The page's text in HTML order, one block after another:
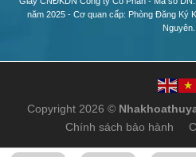
năm 2025 - Cơ quan cấp: Phòng Đăng Ký
Nguyên.
Copyright 2026 ©
Chính sách bảo hành